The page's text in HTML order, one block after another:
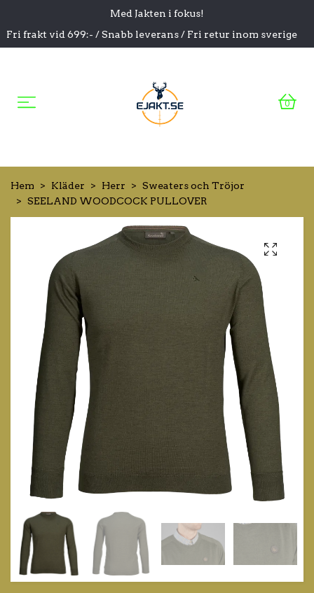
Med Jakten i fokus!
Fri frakt vid 699:- / Snabb leverans / Fri retur inom sverige
0
Hem Kläder Herr
Sweaters och Tröjor
SEELAND WOODCOCK PULLOVER